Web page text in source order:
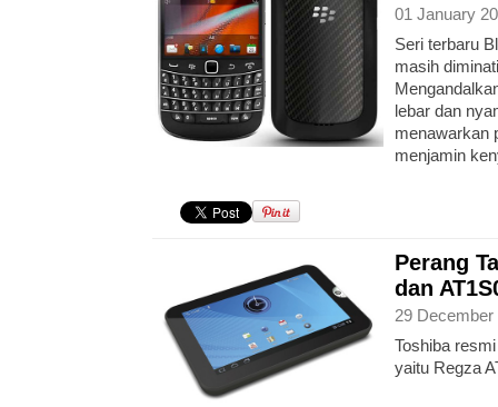
01 January
Seri terbaru
masih
lebar dan
menawarkan
menjamin
Perang
dan
29
Toshiba
yaitu Regza